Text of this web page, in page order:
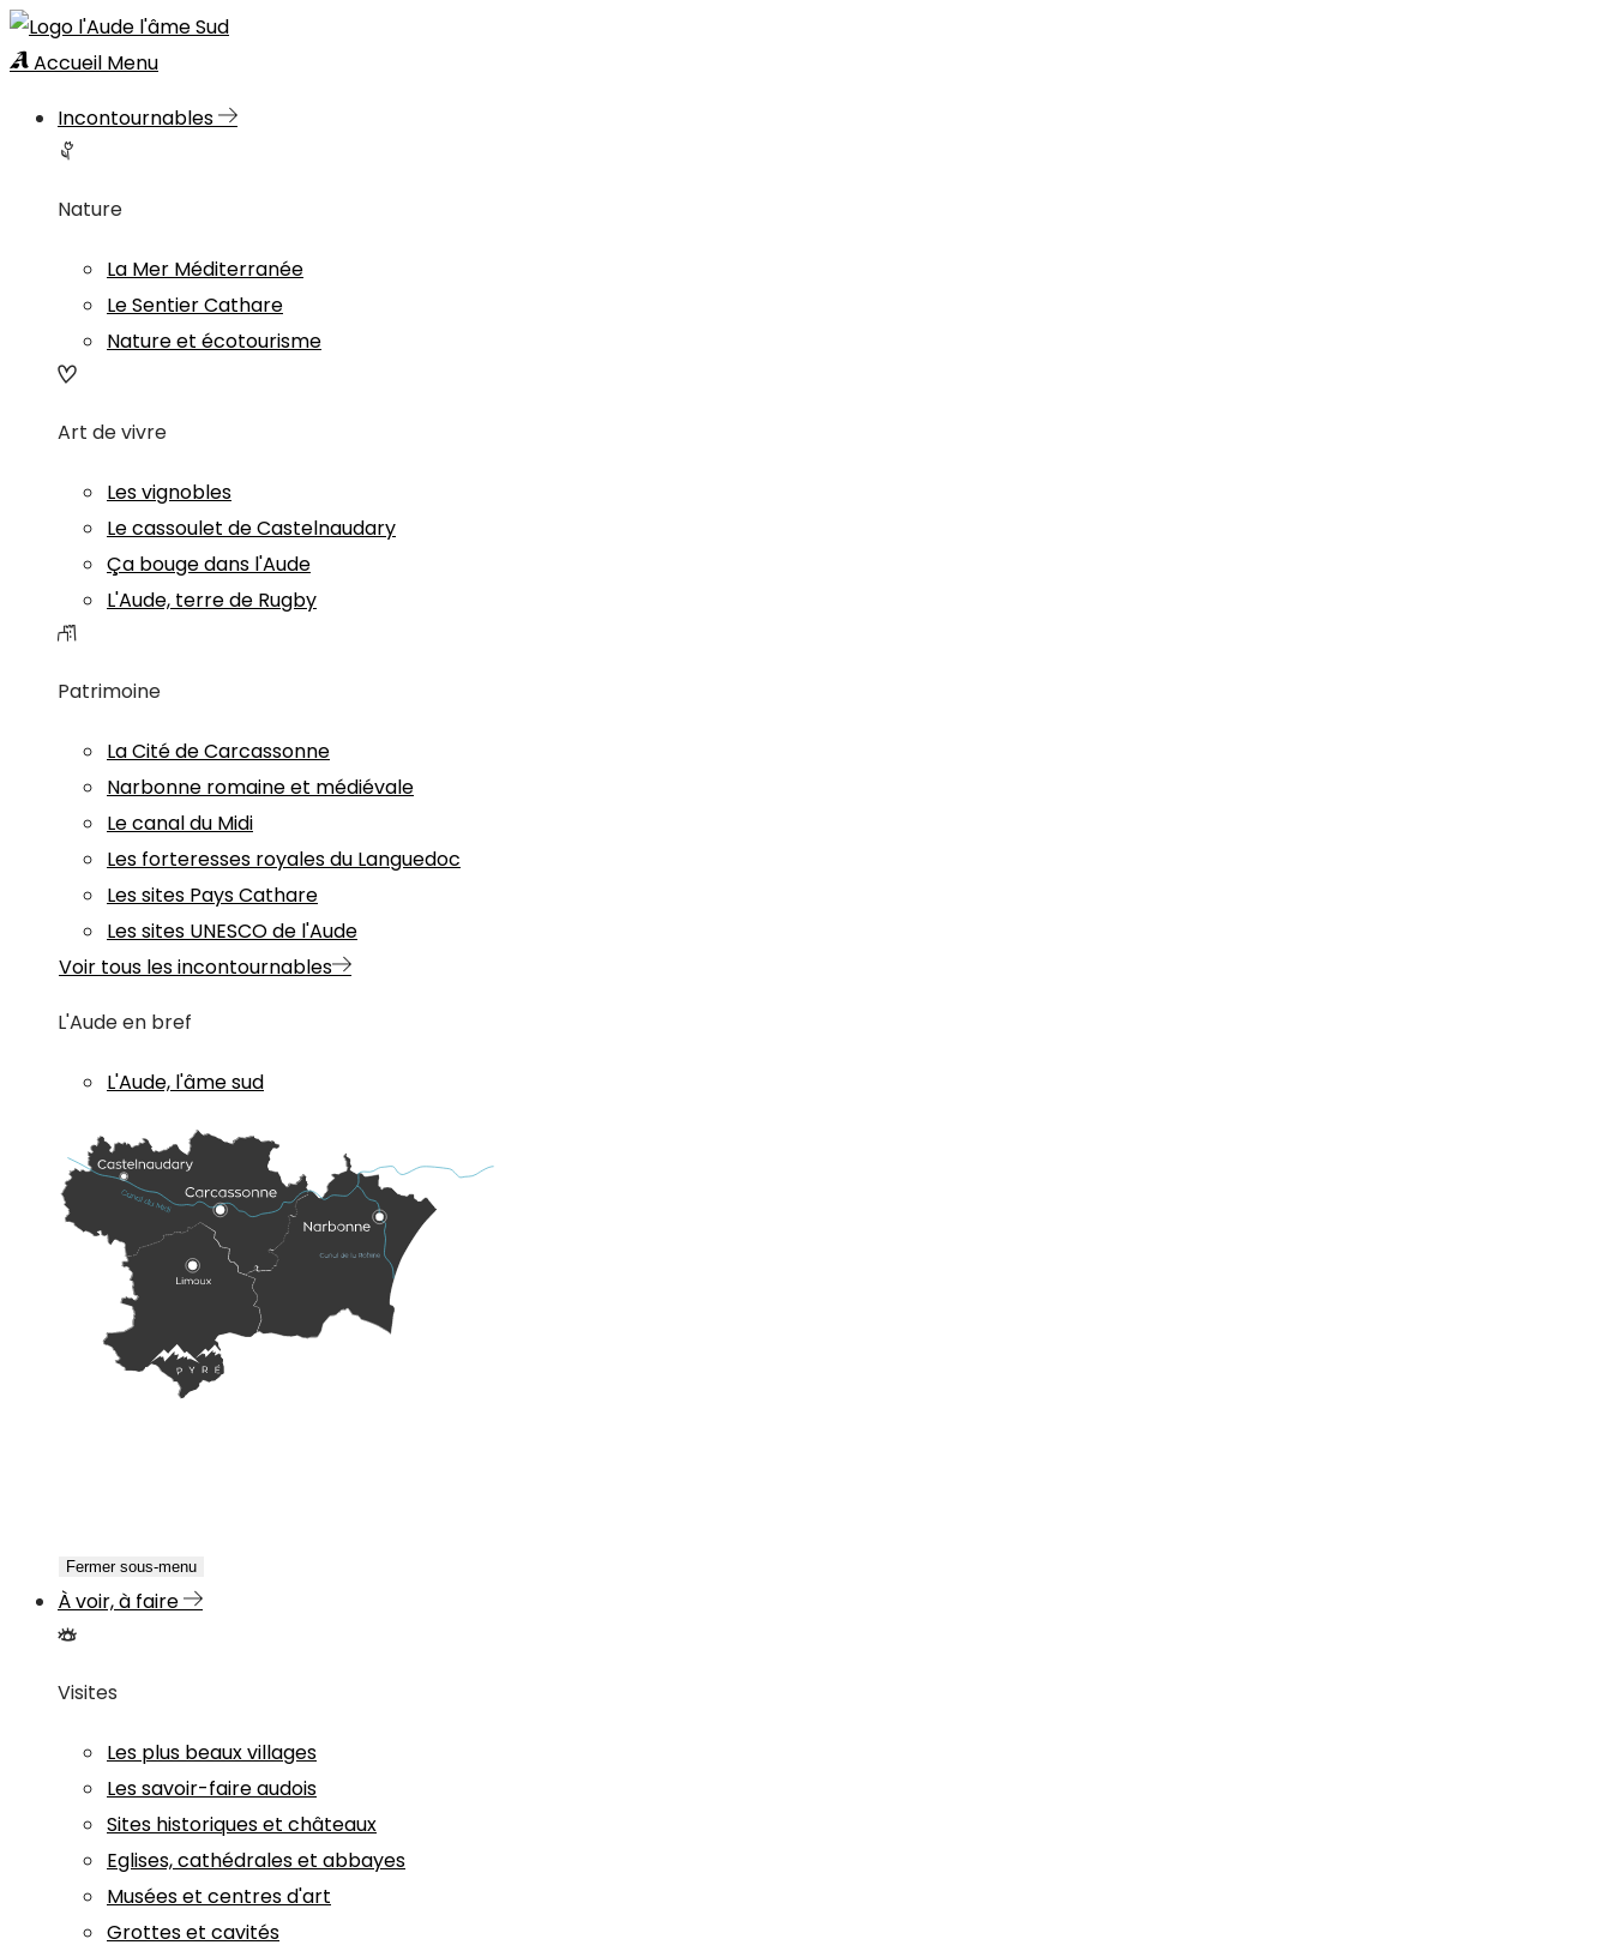
Accueil Menu
Incontournables
Nature
La Mer Méditerranée
Le Sentier Cathare
Nature et écotourisme
Art de vivre
Les vignobles
Le cassoulet de Castelnaudary
Ça bouge dans l'Aude
L'Aude, terre de Rugby
Patrimoine
La Cité de Carcassonne
Narbonne romaine et médiévale
Le canal du Midi
Les forteresses royales du Languedoc
Les sites Pays Cathare
Les sites UNESCO de l'Aude
Voir tous les incontournables
L'Aude en bref
L'Aude, l'âme sud
Fermer sous-menu
À voir, à faire
Visites
Les plus beaux villages
Les savoir-faire audois
Sites historiques et châteaux
Eglises, cathédrales et abbayes
Musées et centres d'art
Grottes et cavités